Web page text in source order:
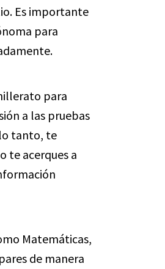
Es importante
para
para
a las pruebas
tanto, te
te acerques a
Matemáticas,
de manera